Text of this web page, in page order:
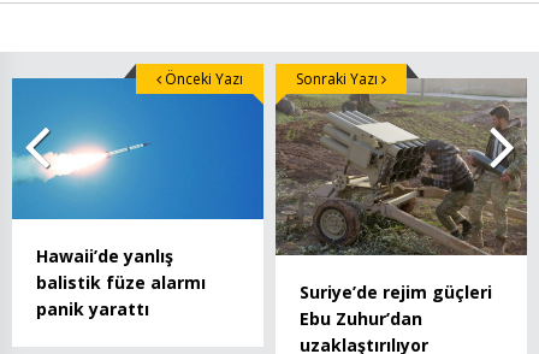
Hawaii’de yanlış
balistik füze alarmı
panik yarattı
Önceki Yazı
Suriye’de rejim güçleri
Ebu Zuhur’dan
uzaklaştırılıyor
Sonraki Yazı